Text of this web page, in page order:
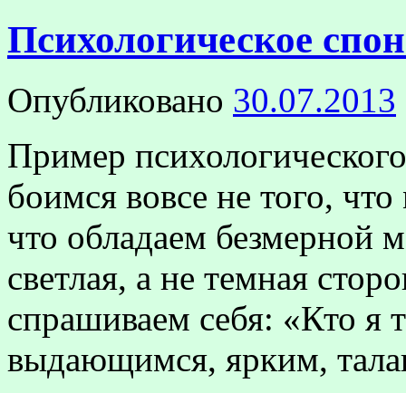
Психологическое
Опубликовано 30.07.2013
Пример
боимся вовсе не того,
что обладаем безмерной
светлая, а не темная
спрашиваем себя: «Кто я
выдающимся, ярким,